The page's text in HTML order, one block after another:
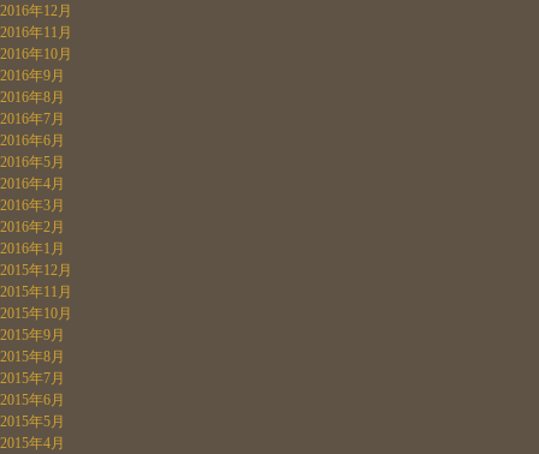
2016年12月
2016年11月
2016年10月
2016年9月
2016年8月
2016年7月
2016年6月
2016年5月
2016年4月
2016年3月
2016年2月
2016年1月
2015年12月
2015年11月
2015年10月
2015年9月
2015年8月
2015年7月
2015年6月
2015年5月
2015年4月